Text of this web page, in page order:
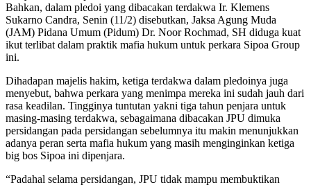
Bahkan, dalam pledoi yang dibacakan terdakwa Ir. Klemens
Sukarno Candra, Senin (11/2) disebutkan, Jaksa Agung Muda
(JAM) Pidana Umum (Pidum) Dr. Noor Rochmad, SH diduga kuat
ikut terlibat dalam praktik mafia hukum untuk perkara Sipoa Group
ini.
Dihadapan majelis hakim, ketiga terdakwa dalam pledoinya juga
menyebut, bahwa perkara yang menimpa mereka ini sudah jauh dari
rasa keadilan. Tingginya tuntutan yakni tiga tahun penjara untuk
masing-masing terdakwa, sebagaimana dibacakan JPU dimuka
persidangan pada persidangan sebelumnya itu makin menunjukkan
adanya peran serta mafia hukum yang masih menginginkan ketiga
big bos Sipoa ini dipenjara.
“Padahal selama persidangan, JPU tidak mampu membuktikan